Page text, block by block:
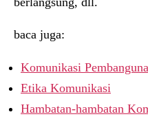
baca juga:
Komunikasi
Etika Komunikasi
Hambatan-hambatan